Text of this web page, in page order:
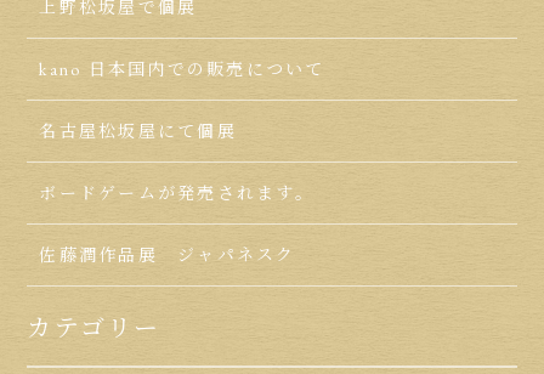
上野松坂屋で個展
kano 日本国内での販売について
名古屋松坂屋にて個展
ボードゲームが発売されます。
佐藤潤作品展 ジャパネスク
カテゴリー